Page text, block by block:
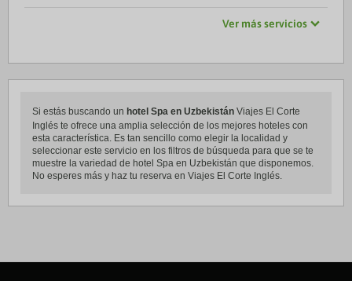
Ver más servicios
Si estás buscando un hotel Spa en Uzbekistán Viajes El Corte
Inglés te ofrece una amplia selección de los mejores hoteles con
esta característica. Es tan sencillo como elegir la localidad y
seleccionar este servicio en los filtros de búsqueda para que se te
muestre la variedad de hotel Spa en Uzbekistán que disponemos.
No esperes más y haz tu reserva en Viajes El Corte Inglés.